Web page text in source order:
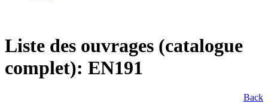
Liste des ouvrages (catalogue
complet): EN191
Back